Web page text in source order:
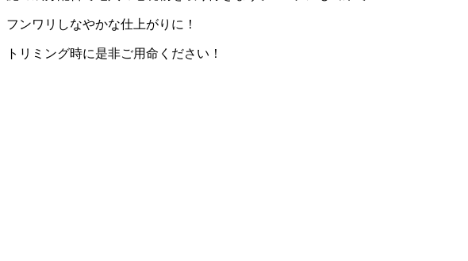
フンワリしなやかな仕上がりに！
トリミング時に是非ご用命ください！